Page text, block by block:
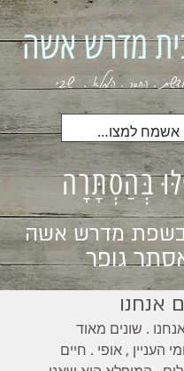
בְּהַסְתָּרָה
בשפת מדרש אשה
גופר
אנחנו
. שונים מאוד
העניין , אופי . חיים